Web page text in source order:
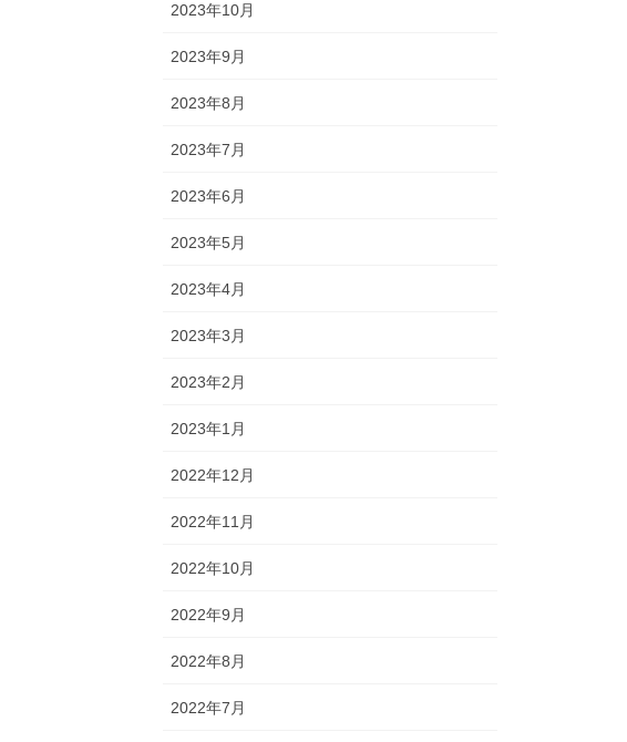
2023年10月
2023年9月
2023年8月
2023年7月
2023年6月
2023年5月
2023年4月
2023年3月
2023年2月
2023年1月
2022年12月
2022年11月
2022年10月
2022年9月
2022年8月
2022年7月